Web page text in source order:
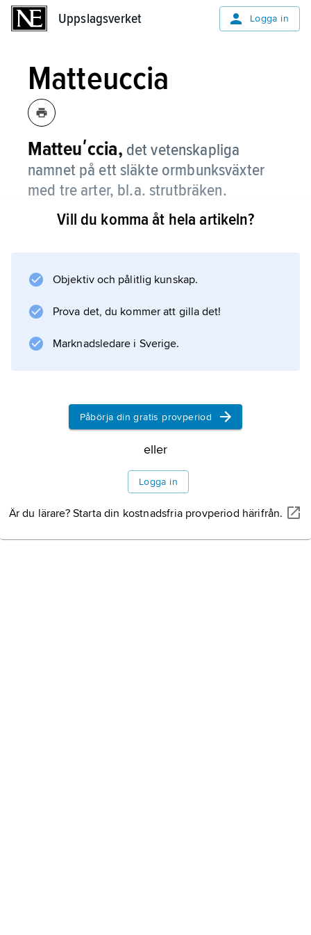
Uppslagsverket Logga in
Matteuccia
Matteuʹccia, det vetenskapliga
namnet på ett släkte ormbunksväxter
med tre arter, bl.a. strutbräken.
Information om artikeln
Vill du komma åt hela artikeln?
Objektiv och pålitlig kunskap.
Prova det, du kommer att gilla det!
Marknadsledare i Sverige.
Påbörja din gratis provperiod
eller
Logga in
Är du lärare? Starta din kostnadsfria provperiod härifrån.